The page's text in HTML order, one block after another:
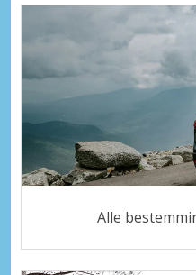
Alle